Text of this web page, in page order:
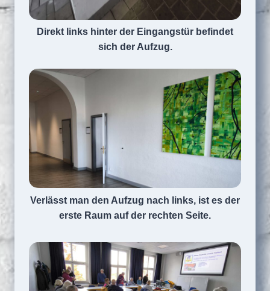
Direkt links hinter der Eingangstür befindet
sich der Aufzug.
Verlässt man den Aufzug nach links, ist es der
erste Raum auf der rechten Seite.